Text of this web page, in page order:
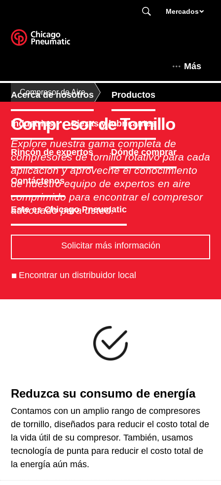
Mercados
Más
Acerca de nosotros Productos
Industrias Piezas y lubricantes
Rincón de expertos Dónde comprar
Contáctenos
Este es Chicago Pneumatic
Compresor de Aire
Compresor de Tornillo
Explore nuestra gama completa de
compresores de tornillo rotativo para cada
aplicación y aproveche el conocimiento
de nuestro equipo de expertos en aire
comprimido para encontrar el compresor
adecuado para usted.
Solicitar más información
Encontrar un distribuidor local
Reduzca su consumo de energía
Contamos con un amplio rango de compresores
de tornillo, diseñados para reducir el costo total de
la vida útil de su compresor. También, usamos
tecnología de punta para reducir el costo total de
la energía aún más.